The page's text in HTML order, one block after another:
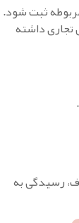
ثبت شود.
داشته
رسیدگی به